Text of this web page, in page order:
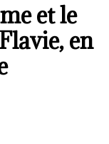
et le
en